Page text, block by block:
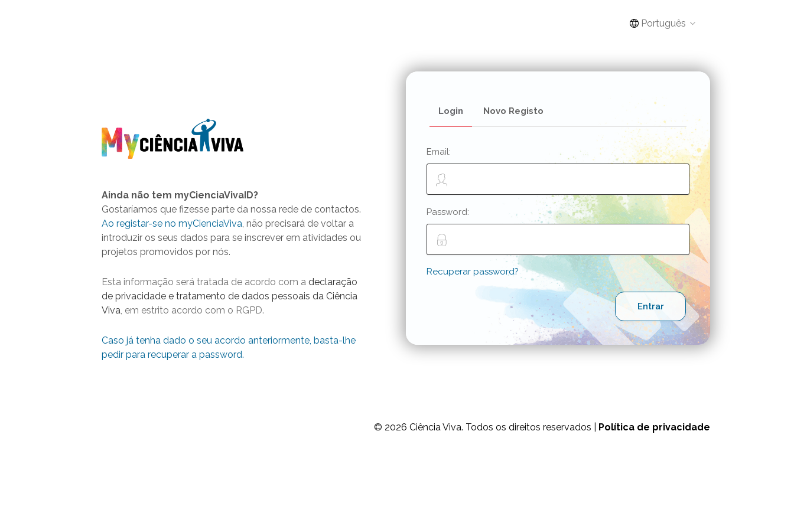
Português
Ainda não tem myCienciaVivaID?
Gostaríamos que fizesse parte da nossa rede de contactos.
Ao registar-se no myCienciaViva, não precisará de voltar a
introduzir os seus dados para se inscrever em atividades ou
projetos promovidos por nós.
Esta informação será tratada de acordo com a declaração
de privacidade e tratamento de dados pessoais da Ciência
Viva, em estrito acordo com o RGPD.
Caso já tenha dado o seu acordo anteriormente, basta-lhe
pedir para recuperar a password.
Login Novo Registo
Email:
Password:
Recuperar password?
© 2026 Ciência Viva. Todos os direitos reservados | Política de privacidade